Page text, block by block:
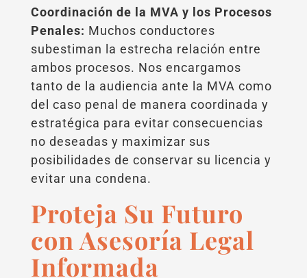
Coordinación de la MVA y los Procesos
Penales: Muchos conductores
subestiman la estrecha relación entre
ambos procesos. Nos encargamos
tanto de la audiencia ante la MVA como
del caso penal de manera coordinada y
estratégica para evitar consecuencias
no deseadas y maximizar sus
posibilidades de conservar su licencia y
evitar una condena.
Proteja Su Futuro
con Asesoría Legal
Informada